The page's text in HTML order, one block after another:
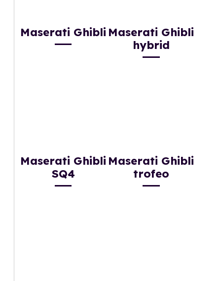
Maserati Ghibli Maserati Ghibli
hybrid
Maserati Ghibli
SQ4
Maserati Ghibli
trofeo